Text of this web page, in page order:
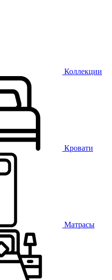
Коллекции
Кровати
Матрасы